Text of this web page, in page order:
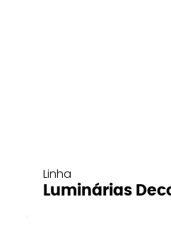
Linha
Luminárias